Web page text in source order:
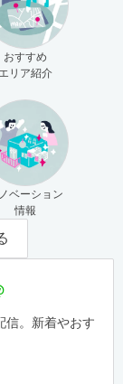
おすすめ
エリア紹介
ベーション
情報
信。新着やおす